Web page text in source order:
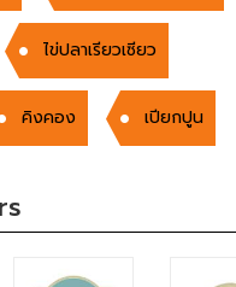
ไข่ปลาเรียวเซียว
คิงคอง เปียกปูน